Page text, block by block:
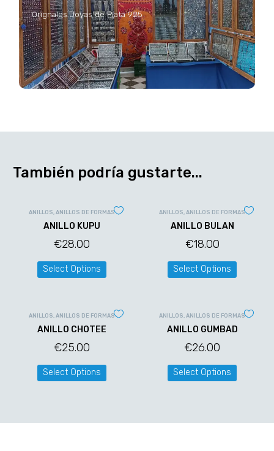
Orignales Joyas de Plata 925
También podría gustarte...
ANILLOS, ANILLOS DE FORMAS
ANILLO KUPU
€28.00
Select Options
ANILLOS,ANILLOS DE FORMAS
ANILLO BULAN
€18.00
Select Options
ANILLOS, ANILLOS DE FORMAS
ANILLO CHOTEE
€25.00
Select Options
ANILLOS,ANILLOS DE FORMAS
ANILLO GUMBAD
€26.00
Select Options